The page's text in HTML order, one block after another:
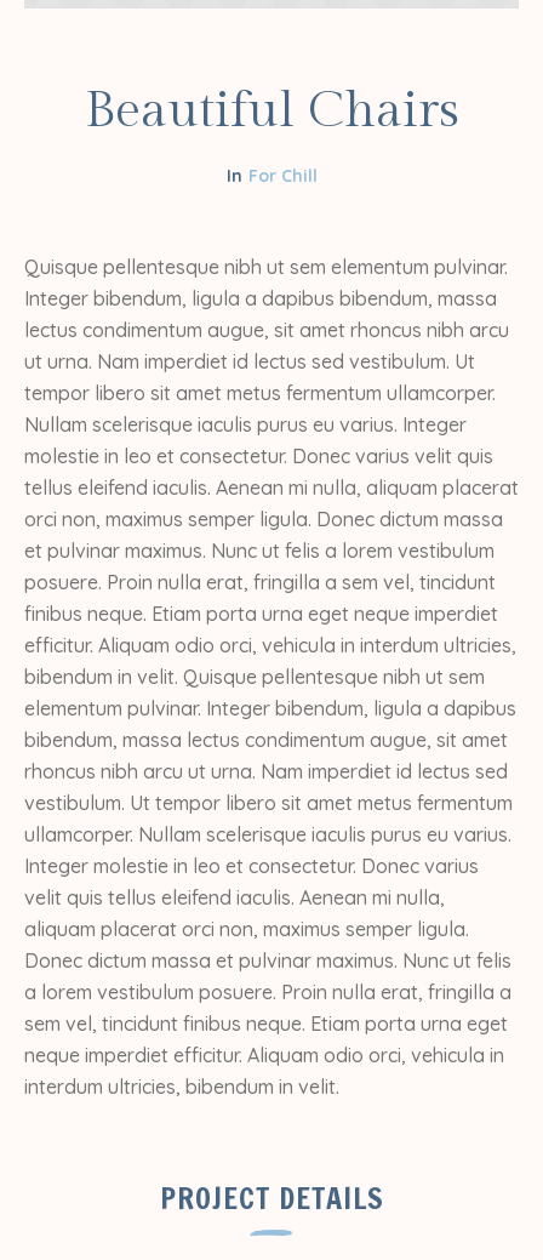
Beautiful Chairs
For Chill
Quisque pellentesque nibh ut sem elementum pulvinar.
Integer bibendum, ligula a dapibus bibendum, massa
lectus condimentum augue, sit amet rhoncus nibh arcu
ut urna. Nam imperdiet id lectus sed vestibulum. Ut
tempor libero sit amet metus fermentum ullamcorper.
Nullam scelerisque iaculis purus eu varius. Integer
molestie in leo et consectetur. Donec varius velit quis
tellus eleifend iaculis. Aenean mi nulla, aliquam placerat
orci non, maximus semper ligula. Donec dictum massa
et pulvinar maximus. Nunc ut felis a lorem vestibulum
posuere. Proin nulla erat, fringilla a sem vel, tincidunt
finibus neque. Etiam porta urna eget neque imperdiet
efficitur. Aliquam odio orci, vehicula in interdum ultricies,
bibendum in velit. Quisque pellentesque nibh ut sem
elementum pulvinar. Integer bibendum, ligula a dapibus
bibendum, massa lectus condimentum augue, sit amet
rhoncus nibh arcu ut urna. Nam imperdiet id lectus sed
vestibulum. Ut tempor libero sit amet metus fermentum
ullamcorper. Nullam scelerisque iaculis purus eu varius.
Integer molestie in leo et consectetur. Donec varius
velit quis tellus eleifend iaculis. Aenean mi nulla,
aliquam placerat orci non, maximus semper ligula.
Donec dictum massa et pulvinar maximus. Nunc ut felis
a lorem vestibulum posuere. Proin nulla erat, fringilla a
sem vel, tincidunt finibus neque. Etiam porta urna eget
neque imperdiet efficitur. Aliquam odio orci, vehicula in
interdum ultricies, bibendum in velit.
PROJECT DETAILS